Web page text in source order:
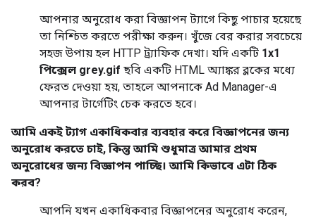
আপনার অনুরোধ করা বিজ্ঞাপন ট্যাগে কিছু পাচার হয়েছে
তা নিশ্চিত করতে পরীক্ষা করুন। খুঁজে বের করার সবচেয়ে
সহজ উপায় হল HTTP ট্র্যাফিক দেখা। যদি একটি 1x1
পিক্সেল grey.gif ছবি একটি HTML অ্যাঙ্কর ব্লকের মধ্যে
ফেরত দেওয়া হয়, তাহলে আপনাকে Ad Manager-এ
আপনার টার্গেটিং চেক করতে হবে।
আমি একই ট্যাগ একাধিকবার ব্যবহার করে বিজ্ঞাপনের জন্য
অনুরোধ করতে চাই, কিন্তু আমি শুধুমাত্র আমার প্রথম
অনুরোধের জন্য বিজ্ঞাপন পাচ্ছি। আমি কিভাবে এটা ঠিক
করব?
আপনি যখন একাধিকবার বিজ্ঞাপনের অনুরোধ করেন,